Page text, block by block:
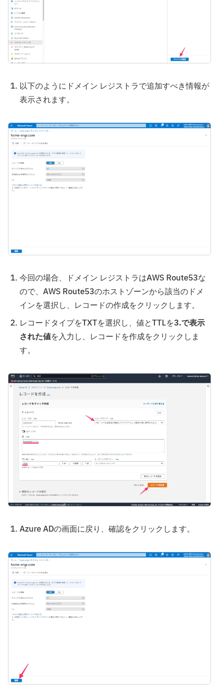
以下のようにドメイン レジストラで追加すべき情報が
表示されます。
今回の場合、ドメイン レジストラはAWS Route53な
ので、AWS Route53のホストゾーンから該当のドメ
インを選択し、レコードの作成をクリックします。
レコードタイプをTXTを選択し、値とTTLを3.で表示
された値を入力し、レコードを作成をクリックしま
す。
Azure ADの画面に戻り、確認をクリックします。